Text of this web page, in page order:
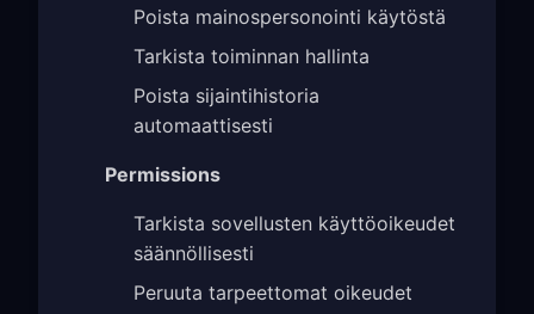
Poista mainospersonointi käytöstä
Tarkista toiminnan hallinta
Poista sijaintihistoria
automaattisesti
Permissions
Tarkista sovellusten käyttöoikeudet
säännöllisesti
Peruuta tarpeettomat oikeudet